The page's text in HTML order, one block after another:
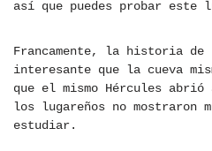
así que puedes probar este
Francamente, la historia de
interesante que la cueva
que el mismo Hércules
los lugareños no mostraron
estudiar.